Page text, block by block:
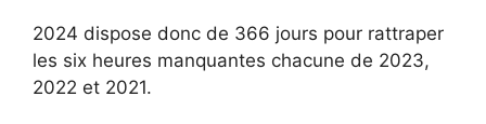
2024 dispose donc de 366 jours pour rattraper
les six heures manquantes chacune de 2023,
2022 et 2021.